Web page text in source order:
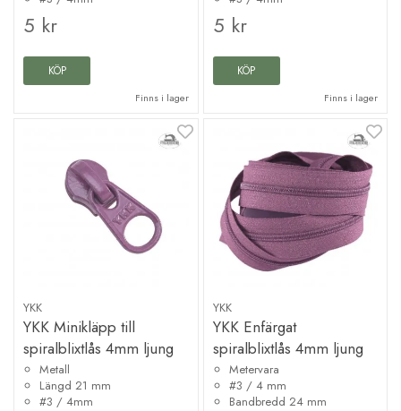
5 kr
KÖP
Finns i lager
5 kr
KÖP
Finns i lager
YKK
YKK Minikläpp till
spiralblixtlås 4mm ljung
Metall
Längd 21 mm
#3 / 4mm
YKK
YKK Enfärgat
spiralblixtlås 4mm ljung
Metervara
#3 / 4 mm
Bandbredd 24 mm